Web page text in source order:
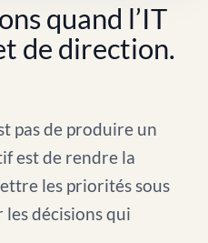
quand l’IT
de direction.
pas de produire un
est de rendre la
les priorités sous
décisions qui